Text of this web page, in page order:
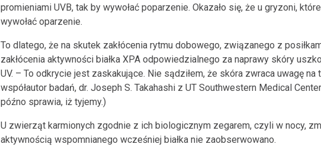
promieniami UVB, tak by wywołać poparzenie. Okazało się, że u gryzoni,
wywołać oparzenie.
To dlatego, że na skutek zakłócenia rytmu dobowego, związanego z
zakłócenia aktywności białka XPA odpowiedzialnego za naprawy skóry
UV. – To odkrycie jest zaskakujące. Nie sądziłem, że skóra zwraca uwagę
współautor badań, dr. Joseph S. Takahashi z UT Southwestern Medical
późno sprawia, iż tyjemy.)
U zwierząt karmionych zgodnie z ich biologicznym zegarem, czyli w nocy,
aktywnością wspomnianego wcześniej białka nie zaobserwowano.